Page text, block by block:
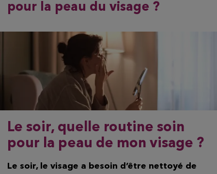
pour la peau du visage ?
Le soir, quelle routine soin
pour la peau de mon visage ?
Le soir, le visage a besoin d’être nettoyé de